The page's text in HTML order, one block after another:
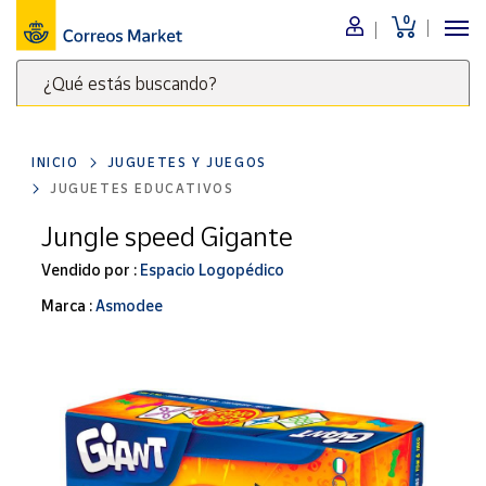
0
¿Qué estás buscando?
clave
para
buscar
productos
Correos
Menú
Nuestro
catálogo
Alimentación
Ocio y cultura
Juguetes y
juegos
y regalos
Tienda de
INICIO
JUGUETES Y JUEGOS
JUGUETES EDUCATIVOS
Jungle speed Gigante
Vendido por : Espacio Logopédico
Marca :Asmodee